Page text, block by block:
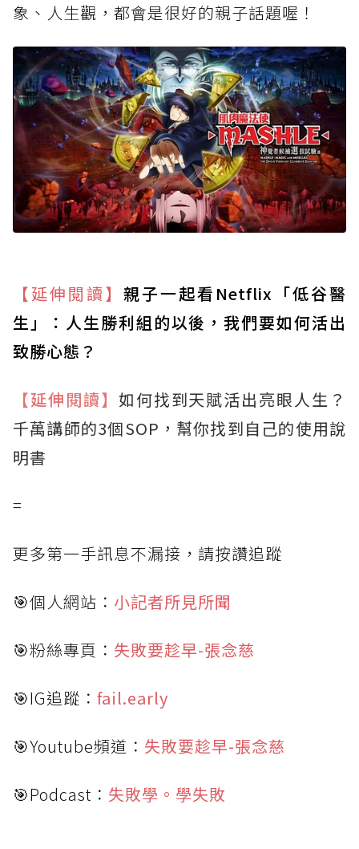
象、人生觀，都會是很好的親子話題喔！
【延伸閱讀】 親子一起看Netflix「低谷醫
生」：人生勝利組的以後，我們要如何活出
致勝心態？
【延伸閱讀】 如何找到天賦活出亮眼人生？
千萬講師的3個SOP，幫你找到自己的使用說
明書
=
更多第一手訊息不漏接，請按讚追蹤
🎯個人網站： 小記者所見所聞
🎯粉絲專頁： 失敗要趁早-張念慈
🎯IG追蹤： fail.early
🎯Youtube頻道： 失敗要趁早-張念慈
🎯Podcast： 失敗學。學失敗